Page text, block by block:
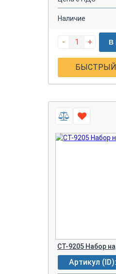
Наличие
- + В
БЫСТРЫЙ
CT-9205 Набор
Артикул